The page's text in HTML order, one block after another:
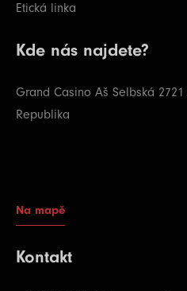
Etická linka
Kde nás najdete?
Grand Casino Aš Selbská 2721
Republika
Na mapě
Kontakt